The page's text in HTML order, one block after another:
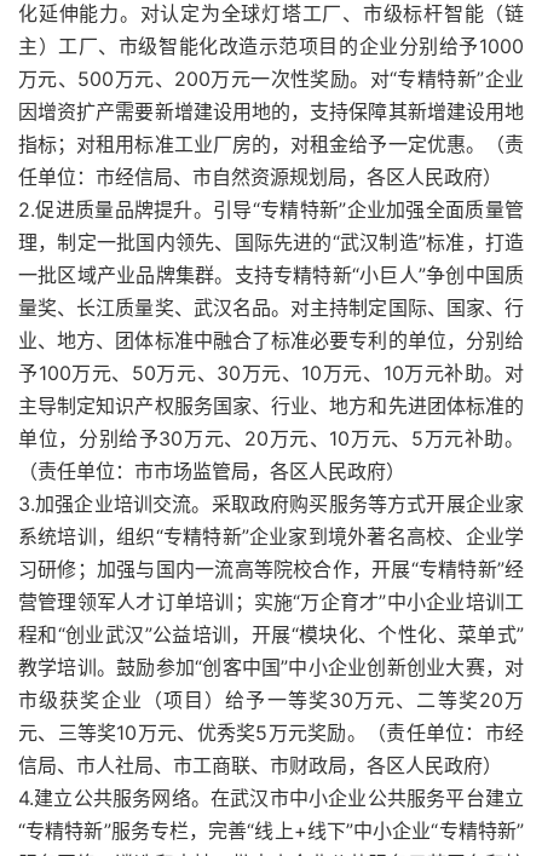
化延伸能力。对认定为全球灯塔工厂、市级标杆智能（链
主）工厂、市级智能化改造示范项目的企业分别给予1000
万元、500万元、200万元一次性奖励。对“专精特新”企业
因增资扩产需要新增建设用地的，支持保障其新增建设用地
指标；对租用标准工业厂房的，对租金给予一定优惠。（责
任单位：市经信局、市自然资源规划局，各区人民政府）
2.促进质量品牌提升。引导“专精特新”企业加强全面质量管
理，制定一批国内领先、国际先进的“武汉制造”标准，打造
一批区域产业品牌集群。支持专精特新“小巨人”争创中国质
量奖、长江质量奖、武汉名品。对主持制定国际、国家、行
业、地方、团体标准中融合了标准必要专利的单位，分别给
予100万元、50万元、30万元、10万元、10万元补助。对
主导制定知识产权服务国家、行业、地方和先进团体标准的
单位，分别给予30万元、20万元、10万元、5万元补助。
（责任单位：市市场监管局，各区人民政府）
3.加强企业培训交流。采取政府购买服务等方式开展企业家
系统培训，组织“专精特新”企业家到境外著名高校、企业学
习研修；加强与国内一流高等院校合作，开展“专精特新”经
营管理领军人才订单培训；实施“万企育才”中小企业培训工
程和“创业武汉”公益培训，开展“模块化、个性化、菜单式”
教学培训。鼓励参加“创客中国”中小企业创新创业大赛，对
市级获奖企业（项目）给予一等奖30万元、二等奖20万
元、三等奖10万元、优秀奖5万元奖励。（责任单位：市经
信局、市人社局、市工商联、市财政局，各区人民政府）
4.建立公共服务网络。在武汉市中小企业公共服务平台建立
“专精特新”服务专栏，完善“线上+线下”中小企业“专精特新”